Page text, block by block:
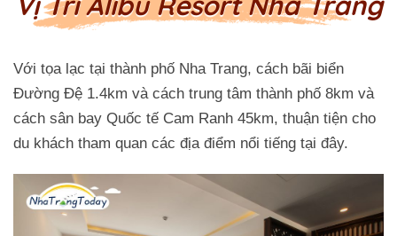
Với tọa lạc tại thành phố Nha Trang, cách bãi biển
Đường Đệ 1.4km và cách trung tâm thành phố 8km và
cách sân bay Quốc tế Cam Ranh 45km, thuận tiện cho
du khách tham quan các địa điểm nổi tiếng tại đây.